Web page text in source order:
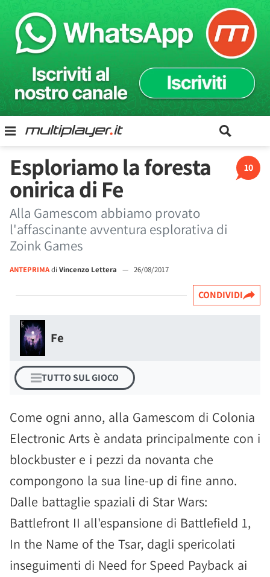
10
Esploriamo la foresta
onirica di Fe
Alla Gamescom abbiamo provato
l'affascinante avventura esplorativa di
Zoink Games
ANTEPRIMAdi Vincenzo Lettera — 26/08/2017
CONDIVIDI
Fe
TUTTO SUL GIOCO
Come ogni anno, alla Gamescom di Colonia
Electronic Arts è andata principalmente con i
blockbuster e i pezzi da novanta che
compongono la sua line-up di fine anno.
Dalle battaglie spaziali di Star Wars:
Battlefront II all'espansione di Battlefield 1,
In the Name of the Tsar, dagli spericolati
inseguimenti di Need for Speed Payback ai